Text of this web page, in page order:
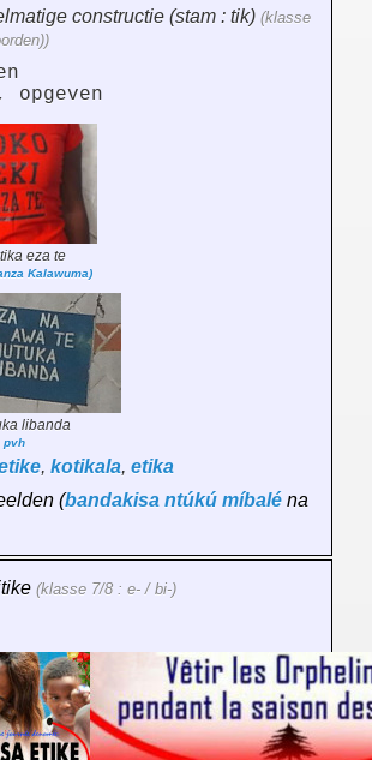
constructie (stam : tik) (klasse
eza te
Kalawuma)
libanda
pvh
, kotikala, etika
(bandakisa ntúkú míbalé na
(klasse 7/8 : e- / bi-)